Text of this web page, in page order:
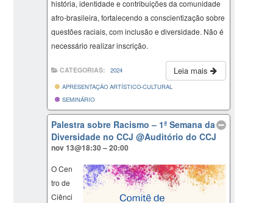
história, identidade e contribuições da comunidade
afro-brasileira, fortalecendo a conscientização sobre
questões raciais, com inclusão e diversidade. Não é
necessário realizar inscrição.
Leia mais
CATEGORIAS:
2024
APRESENTAÇÃO ARTÍSTICO-CULTURAL
SEMINÁRIO
Palestra sobre Racismo – 1ª Semana da
Diversidade no CCJ@Auditório do CCJ
nov 13@18:30 – 20:00
O Cen
tro de
Ciênci